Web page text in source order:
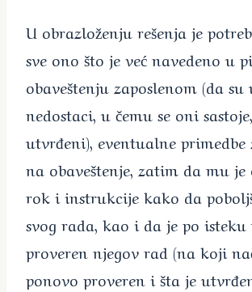
U obrazloženju rešenja je
sve ono što je već navedeno u
obaveštenju zaposlenom (da
nedostaci, u čemu se oni
utvrđeni), eventualne primedbe
na obaveštenje, zatim da mu je
rok i instrukcije kako da
svog rada, kao i da je po
proveren njegov rad (na koji
ponovo proveren i šta je